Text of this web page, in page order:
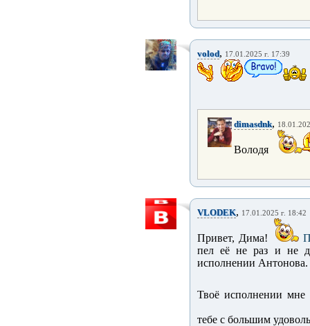
volod, 17.01.2025 г. 17:39
dimasdnk,
Володя
VLODEK, 17.01.2025 г. 18:42
Привет, Дима!
пел её не раз и не
исполнении
Твоё исполнении мне
тебе с большим